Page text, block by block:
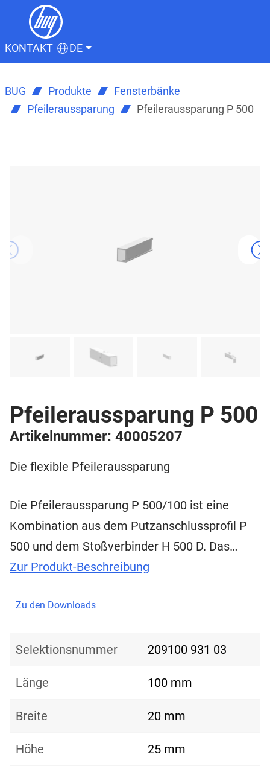
KONTAKT DE
BUG Produkte
Fensterbänke
Pfeileraussparung
Pfeileraussparung P 500
Pfeileraussparung P 500
Artikelnummer: 40005207
Die flexible Pfeileraussparung
Die Pfeileraussparung P 500/100 ist eine
Kombination aus dem Putzanschlussprofil P
500 und dem Stoßverbinder H 500 D. Das…
Zur Produkt-Beschreibung
Zu den Downloads
Selektionsnummer 209100 931 03
Länge 100 mm
Breite 20 mm
Höhe 25 mm